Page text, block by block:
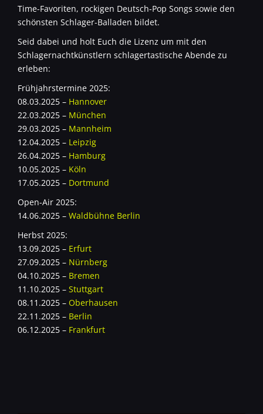
Time-Favoriten, rockigen Deutsch-Pop Songs sowie den
schönsten Schlager-Balladen bildet.
Seid dabei und holt Euch die Lizenz um mit den
Schlagernachtkünstlern schlagertastische Abende zu
erleben:
Frühjahrstermine 2025:
08.03.2025 – Hannover
22.03.2025 – München
29.03.2025 – Mannheim
12.04.2025 – Leipzig
26.04.2025 – Hamburg
10.05.2025 – Köln
17.05.2025 – Dortmund
Open-Air 2025:
14.06.2025 – Waldbühne Berlin
Herbst 2025:
13.09.2025 – Erfurt
27.09.2025 – Nürnberg
04.10.2025 – Bremen
11.10.2025 – Stuttgart
08.11.2025 – Oberhausen
22.11.2025 – Berlin
06.12.2025 – Frankfurt